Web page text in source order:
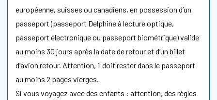
européenne, suisses ou canadiens, en possession d’un
passeport (passeport Delphine à lecture optique,
passeport électronique ou passeport biométrique) valide
au moins 30 jours après la date de retour et d’un billet
d’avion retour. Attention, il doit rester dans le passeport
au moins 2 pages vierges.
Si vous voyagez avec des enfants : attention, des règles